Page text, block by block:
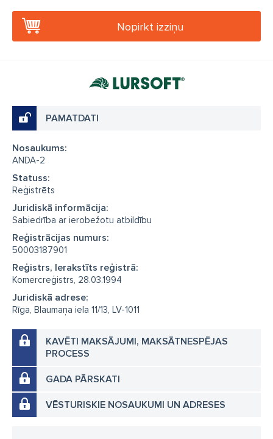
Nopirkt izziņu
PAMATDATI
Nosaukums:
ANDA-2
Statuss:
Reģistrēts
Juridiskā informācija:
Sabiedrība ar ierobežotu atbildību
Reģistrācijas numurs:
50003187901
Reģistrs, Ierakstīts reģistrā:
Komercreģistrs, 28.03.1994
Juridiskā adrese:
Rīga, Blaumaņa iela 11/13, LV-1011
KAVĒTI MAKSĀJUMI, MAKSĀTNESPĒJAS
PROCESS
GADA PĀRSKATI
VĒSTURISKIE NOSAUKUMI UN ADRESES